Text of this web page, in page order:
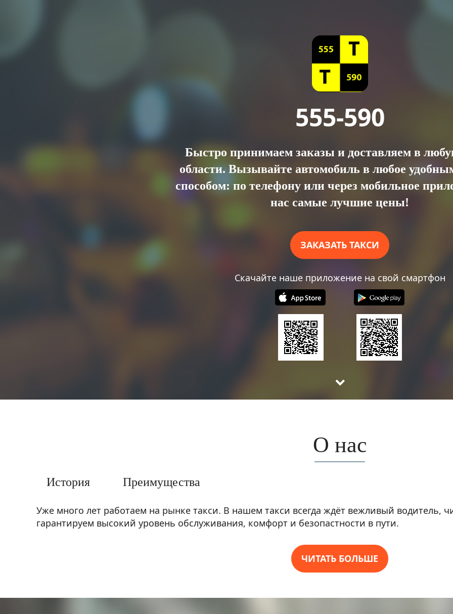
​ 555-590
Быстро принимаем заказы и доставляем в
области. Вызывайте автомобиль в любое
способом: по телефону или через мобильное
нас самые лучшие цены!
​ ЗАКАЗАТЬ ТАКСИ
​Скачайте наше приложение на свой смартфон
​О нас
​История ​Преимущества
Уже много лет работаем на рынке такси. В нашем такси всегда ждёт вежливый водитель,
гарантируем высокий уровень обслуживания, комфорт и безопастности в пути.
​ЧИТАТЬ БОЛЬШЕ